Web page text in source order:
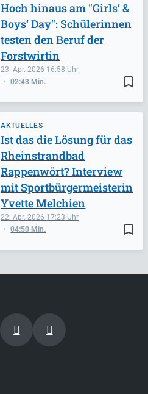
bookmark_border
23. Apr. 2026 16:58
02:43 Min.
Hoch hinaus am "Girls‘ &
Boys‘ Day": Schülerinnen
testen den Beruf der
Forstwirtin
AKTUELLES
bookmark_border
22. Apr. 2026 17:23
04:50 Min.
Ist das die Lösung für das
Rheinstrandbad
Rappenwört? Interview
mit Sportbürgermeisterin
Yvette Melchien